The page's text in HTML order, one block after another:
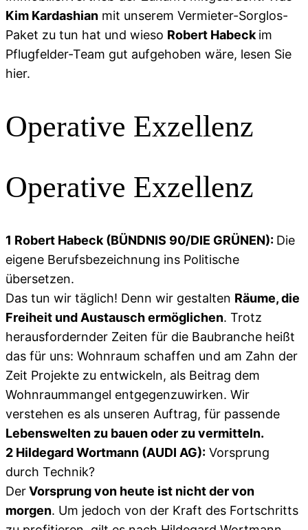
Kim Kardashian mit unserem Vermieter-Sorglos-
Paket zu tun hat und wieso Robert Habeckim
Pflugfelder-Team gut aufgehoben wäre, lesen Sie
hier.
Operative Exzellenz
Operative Exzellenz
1 Robert Habeck (BÜNDNIS 90/DIE GRÜNEN): Die
eigene Berufsbezeichnung ins Politische
übersetzen.
Das tun wir täglich! Denn wir gestalten Räume, die
Freiheit und Austausch ermöglichen. Trotz
herausfordernder Zeiten für die Baubranche heißt
das für uns: Wohnraum schaffen und am Zahn der
Zeit Projekte zu entwickeln, als Beitrag dem
Wohnraummangel entgegenzuwirken. Wir
verstehen es als unseren Auftrag, für passende
Lebenswelten zu bauen oder zu vermitteln.
2 Hildegard Wortmann (AUDI AG): Vorsprung
durch Technik?
DerVorsprung von heute ist nicht der von
morgen. Um jedoch von der Kraft des Fortschritts